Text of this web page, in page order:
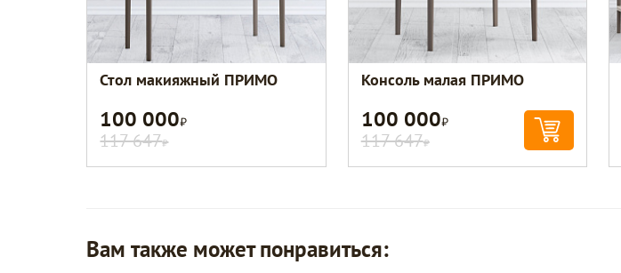
Стол макияжный ПРИМО
100 000Р
117 647Р
Консоль малая ПРИМО
100 000Р
117 647Р
Вам также может понравиться: